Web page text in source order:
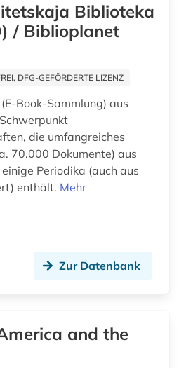
historische geografie (1)
historische karte (1)
historische landeskunde (2)
internationale beziehungen (1)
Biblioteka
/ Biblioplanet
DFG-GEFÖRDERTE LIZENZ
Book-Sammlung) aus
die umfangreiches
70.000 Dokumente) aus
Periodika (auch aus
enthält. Mehr
Zur Datenbank
and the